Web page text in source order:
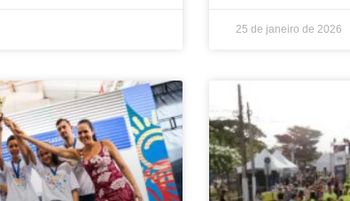
25 de janeiro de 2026